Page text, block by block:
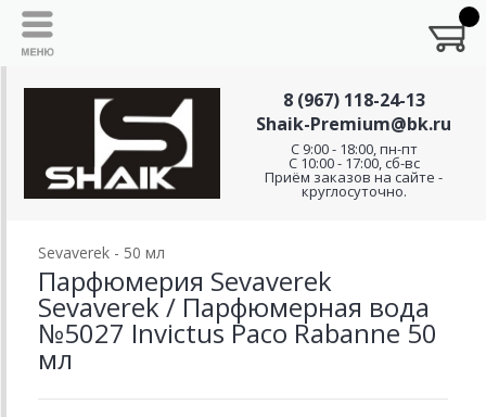
8 (967) 118-24-13
Shaik-Premium@bk.ru
C 9:00 - 18:00, пн-пт
С 10:00 - 17:00, сб-вс
Приём заказов на сайте -
круглосуточно.
Sevaverek - 50 мл
Парфюмерия Sevaverek
Sevaverek / Парфюмерная вода
№5027 Invictus Paco Rabanne 50
мл